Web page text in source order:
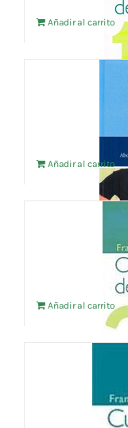
Añadir al carrito
TRATADO DE
IVA no
Añadir al carrito
CUADERNOS
IVA no
Añadir al carrito
CUADERNOS